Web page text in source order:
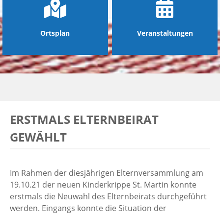
Ortsplan Veranstaltungen
ERSTMALS ELTERNBEIRAT
GEWÄHLT
Im Rahmen der diesjährigen Elternversammlung am
19.10.21 der neuen Kinderkrippe St. Martin konnte
erstmals die Neuwahl des Elternbeirats durchgeführt
werden. Eingangs konnte die Situation der